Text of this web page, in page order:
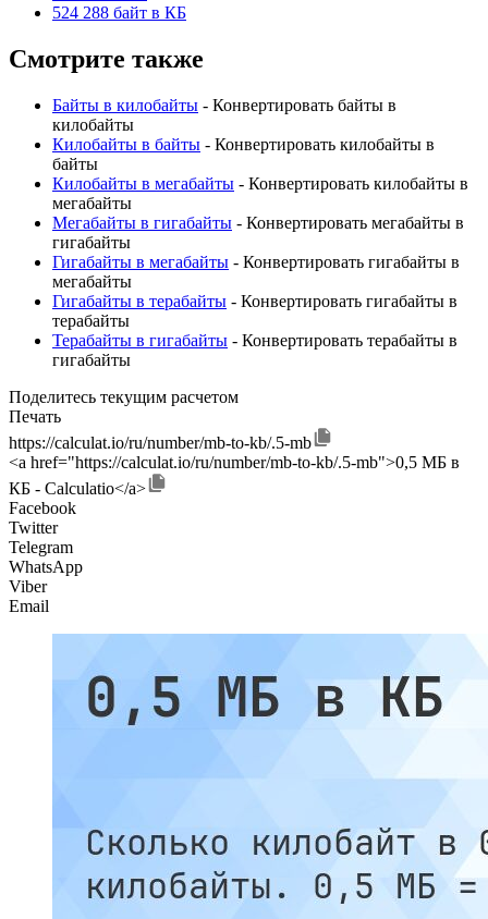
524 288 байт в КБ
Смотрите также
Байты в килобайты - Конвертировать байты в
килобайты
Килобайты в байты - Конвертировать килобайты в
байты
Килобайты в мегабайты - Конвертировать килобайты в
мегабайты
Мегабайты в гигабайты - Конвертировать мегабайты в
гигабайты
Гигабайты в мегабайты - Конвертировать гигабайты в
мегабайты
Гигабайты в терабайты - Конвертировать гигабайты в
терабайты
Терабайты в гигабайты - Конвертировать терабайты в
гигабайты
Поделитесь текущим расчетом
Печать
https://calculat.io/ru/number/mb-to-kb/.5-mb
<a href="https://calculat.io/ru/number/mb-to-kb/.5-mb">0,5 МБ в
КБ - Calculatio</a>
Facebook
Twitter
Telegram
WhatsApp
Viber
Email